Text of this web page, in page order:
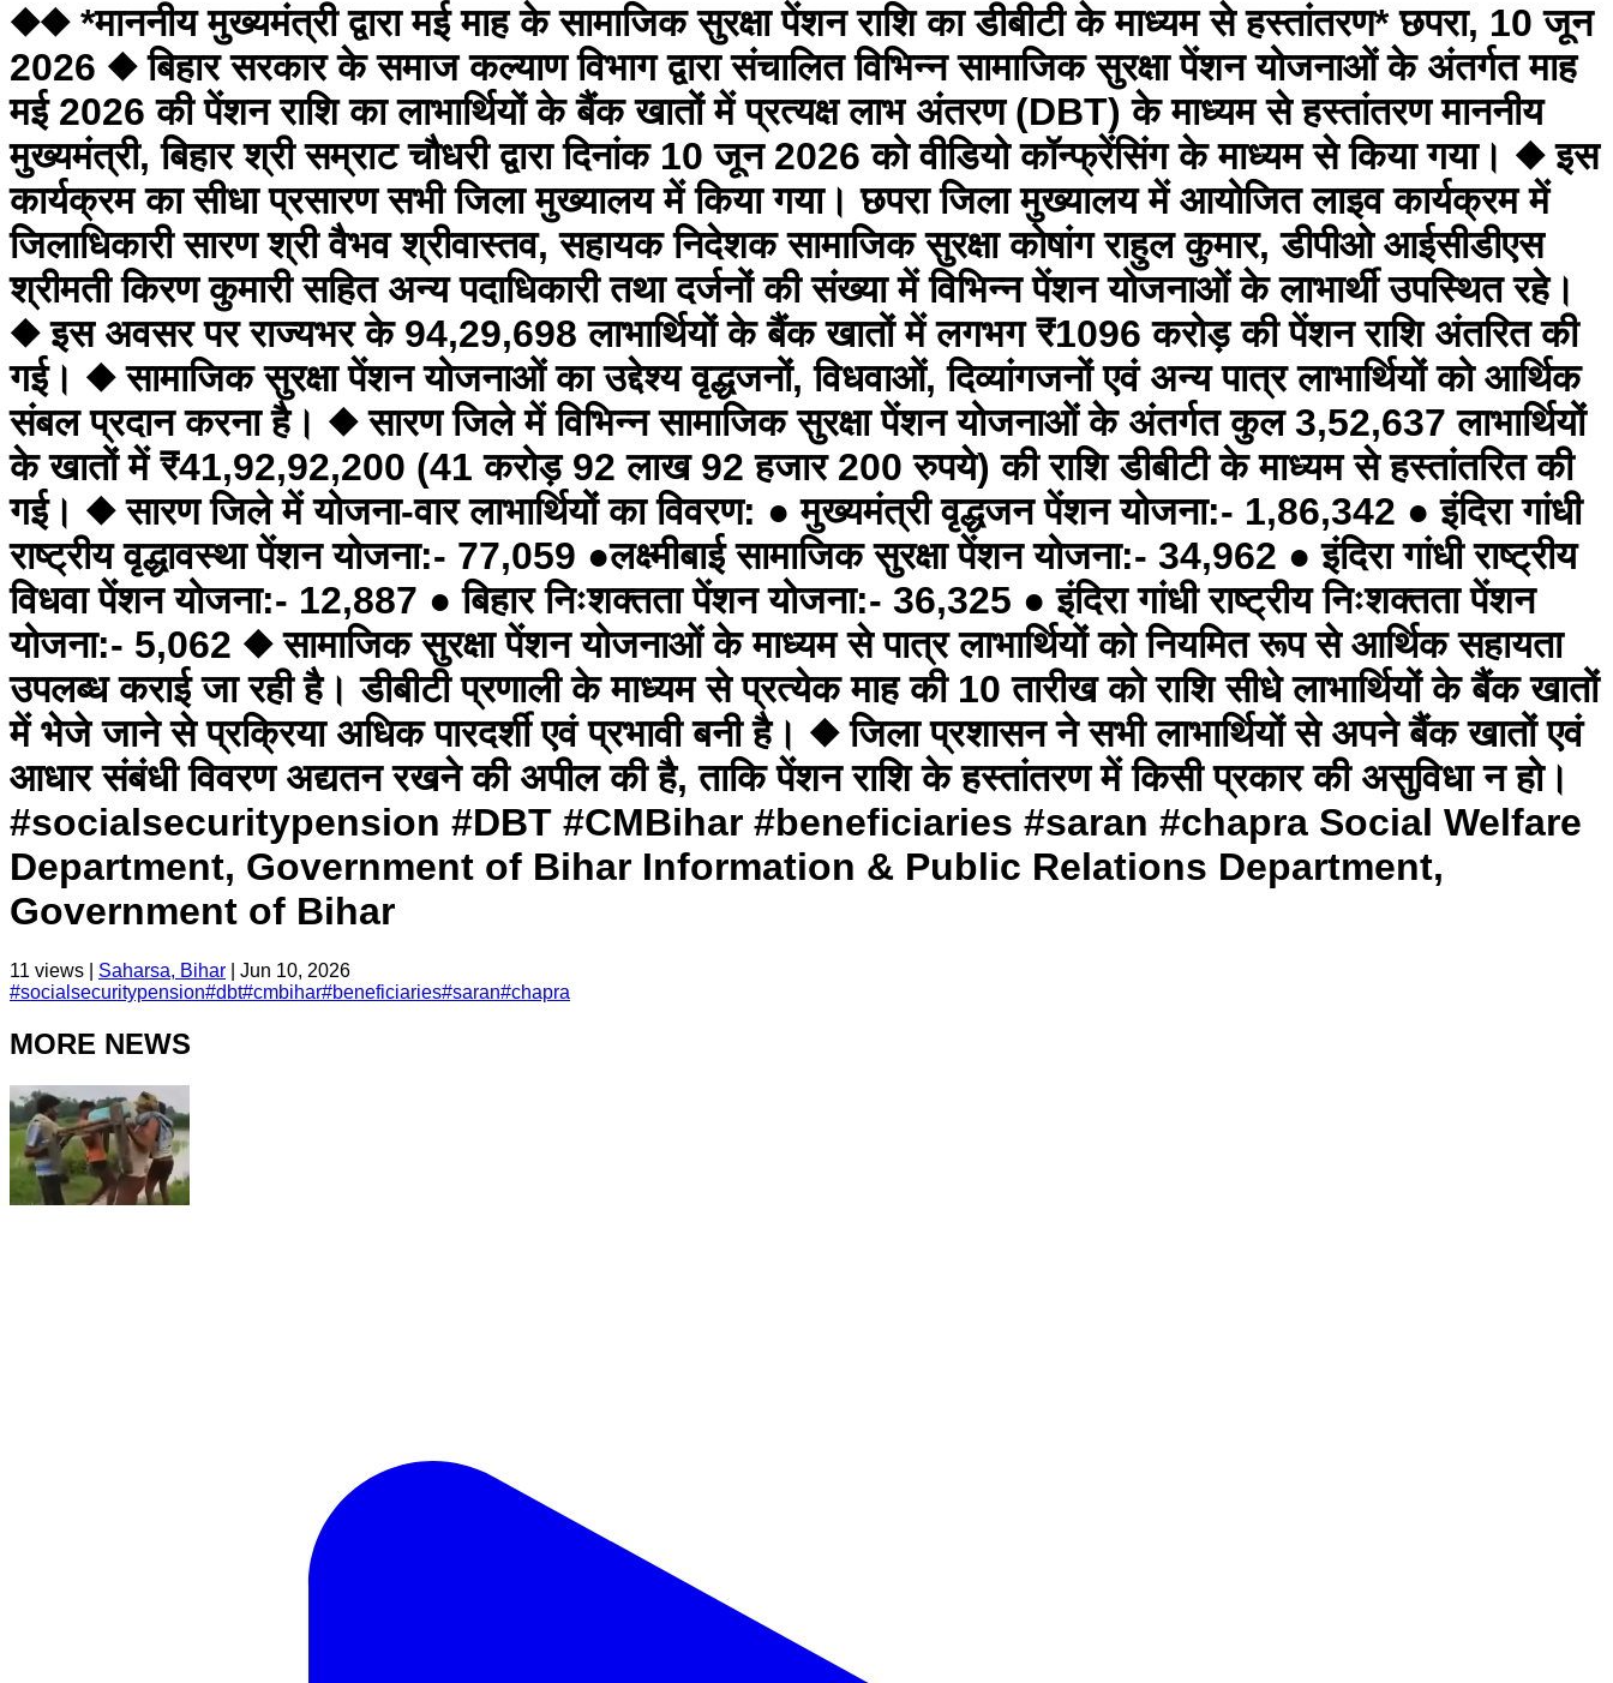
◆◆ *माननीय मुख्यमंत्री द्वारा मई माह के सामाजिक सुरक्षा पेंशन राशि का डीबीटी के माध्यम से हस्तांतरण* छपरा, 10 जून
2026 ◆ बिहार सरकार के समाज कल्याण विभाग द्वारा संचालित विभिन्न सामाजिक सुरक्षा पेंशन योजनाओं के अंतर्गत माह
मई 2026 की पेंशन राशि का लाभार्थियों के बैंक खातों में प्रत्यक्ष लाभ अंतरण (DBT) के माध्यम से हस्तांतरण माननीय
मुख्यमंत्री, बिहार श्री सम्राट चौधरी द्वारा दिनांक 10 जून 2026 को वीडियो कॉन्फ्रेंसिंग के माध्यम से किया गया। ◆ इस
कार्यक्रम का सीधा प्रसारण सभी जिला मुख्यालय में किया गया। छपरा जिला मुख्यालय में आयोजित लाइव कार्यक्रम में
जिलाधिकारी सारण श्री वैभव श्रीवास्तव, सहायक निदेशक सामाजिक सुरक्षा कोषांग राहुल कुमार, डीपीओ आईसीडीएस
श्रीमती किरण कुमारी सहित अन्य पदाधिकारी तथा दर्जनों की संख्या में विभिन्न पेंशन योजनाओं के लाभार्थी उपस्थित रहे।
◆ इस अवसर पर राज्यभर के 94,29,698 लाभार्थियों के बैंक खातों में लगभग ₹1096 करोड़ की पेंशन राशि अंतरित की
गई। ◆ सामाजिक सुरक्षा पेंशन योजनाओं का उद्देश्य वृद्धजनों, विधवाओं, दिव्यांगजनों एवं अन्य पात्र लाभार्थियों को आर्थिक
संबल प्रदान करना है। ◆ सारण जिले में विभिन्न सामाजिक सुरक्षा पेंशन योजनाओं के अंतर्गत कुल 3,52,637 लाभार्थियों
के खातों में ₹41,92,92,200 (41 करोड़ 92 लाख 92 हजार 200 रुपये) की राशि डीबीटी के माध्यम से हस्तांतरित की
गई। ◆ सारण जिले में योजना-वार लाभार्थियों का विवरण: ● मुख्यमंत्री वृद्धजन पेंशन योजना:- 1,86,342 ● इंदिरा गांधी
राष्ट्रीय वृद्धावस्था पेंशन योजना:- 77,059 ●लक्ष्मीबाई सामाजिक सुरक्षा पेंशन योजना:- 34,962 ● इंदिरा गांधी राष्ट्रीय
विधवा पेंशन योजना:- 12,887 ● बिहार निःशक्तता पेंशन योजना:- 36,325 ● इंदिरा गांधी राष्ट्रीय निःशक्तता पेंशन
योजना:- 5,062 ◆ सामाजिक सुरक्षा पेंशन योजनाओं के माध्यम से पात्र लाभार्थियों को नियमित रूप से आर्थिक सहायता
उपलब्ध कराई जा रही है। डीबीटी प्रणाली के माध्यम से प्रत्येक माह की 10 तारीख को राशि सीधे लाभार्थियों के बैंक खातों
में भेजे जाने से प्रक्रिया अधिक पारदर्शी एवं प्रभावी बनी है। ◆ जिला प्रशासन ने सभी लाभार्थियों से अपने बैंक खातों एवं
आधार संबंधी विवरण अद्यतन रखने की अपील की है, ताकि पेंशन राशि के हस्तांतरण में किसी प्रकार की असुविधा न हो।
#socialsecuritypension #DBT #CMBihar #beneficiaries #saran #chapra Social Welfare
Department, Government of Bihar Information & Public Relations Department,
Government of Bihar
11 views | Saharsa, Bihar
Jun 10, 2026
#socialsecuritypension#dbt#cmbihar#beneficiaries#saran#chapra
MORE NEWS